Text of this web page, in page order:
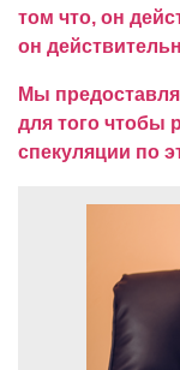
том что, он
он
Мы
для того чтобы
спекуляции по